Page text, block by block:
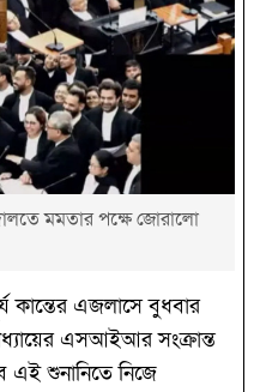
মমতার পক্ষে জোরালো
কান্তের এজলাসে বুধবার
এসআইআর সংক্রান্ত
এই শুনানিতে নিজে